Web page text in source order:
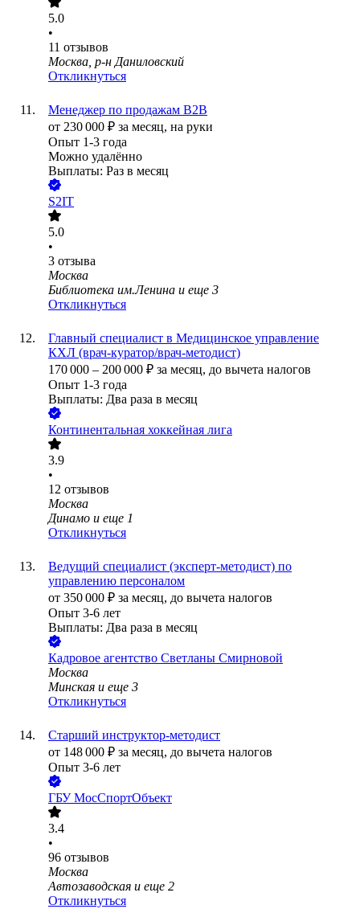
5.0
•
11 отзывов
Москва, р-н Даниловский
Откликнуться
Менеджер по продажам B2B
от 230 000 ₽ за месяц, на руки
Опыт 1-3 года
Можно удалённо
Выплаты: Раз в месяц
S2IT
5.0
•
3 отзыва
Москва
Библиотека им.Ленина и еще 3
Откликнуться
Главный специалист в Медицинское управление
КХЛ (врач-куратор/врач-методист)
170 000 – 200 000 ₽ за месяц, до вычета налогов
Опыт 1-3 года
Выплаты: Два раза в месяц
Континентальная хоккейная лига
3.9
•
12 отзывов
Москва
Динамо и еще 1
Откликнуться
Ведущий специалист (эксперт-методист) по
управлению персоналом
от 350 000 ₽ за месяц, до вычета налогов
Опыт 3-6 лет
Выплаты: Два раза в месяц
Кадровое агентство Светланы Смирновой
Москва
Минская и еще 3
Откликнуться
Старший инструктор-методист
от 148 000 ₽ за месяц, до вычета налогов
Опыт 3-6 лет
ГБУ МосСпортОбъект
3.4
•
96 отзывов
Москва
Автозаводская и еще 2
Откликнуться